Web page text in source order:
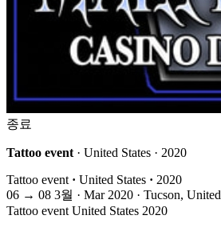
종료
Tattoo event · United States · 2020
Tattoo event · United States · 2020
06 → 08 3월 · Mar 2020 · Tucson,
Tattoo event United States 2020